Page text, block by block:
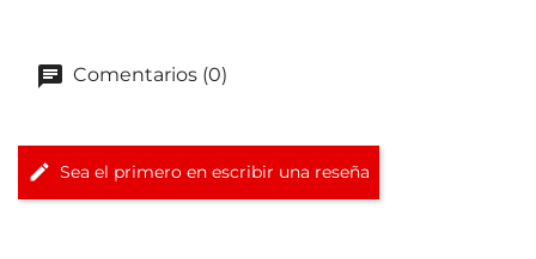
Comentarios (0)
Sea el primero en escribir una reseña